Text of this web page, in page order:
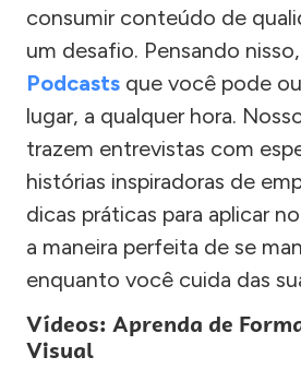
consumir conteúdo de
um desafio. Pensando
Podcasts que você pode
lugar, a qualquer hora.
trazem entrevistas com
histórias inspiradoras de
dicas práticas para aplicar
a maneira perfeita de se
enquanto você cuida das
Vídeos: Aprenda de
Visual